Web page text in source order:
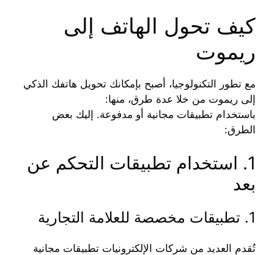
كيف تحول الهاتف إلى
ريموت
مع تطور التكنولوجيا، أصبح بإمكانك تحويل هاتفك الذكي
إلى ريموت من خلا عدة طرق، منها:
باستخدام تطبيقات مجانية أو مدفوعة. إليك بعض
الطرق:
1. استخدام تطبيقات التحكم عن
بعد
1. تطبيقات مخصصة للعلامة التجارية
تُقدم العديد من شركات الإلكترونيات تطبيقات مجانية